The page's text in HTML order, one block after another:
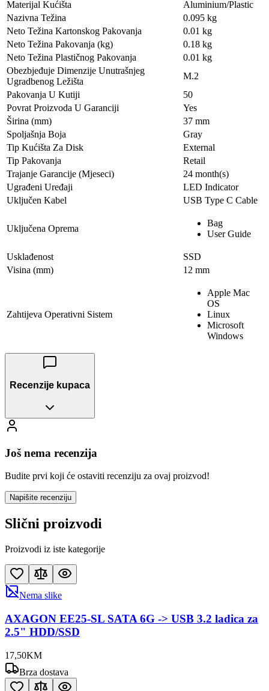
Materijal Kućišta
Aluminium/Plastic
Nazivna Težina
0.095 kg
Neto Težina Kartonskog Pakovanja
0.01 kg
Neto Težina Pakovanja (kg)
0.18 kg
Neto Težina Plastičnog Pakovanja
0.01 kg
Obezbjeđuje Dimenzije Unutrašnjeg
Ugradbenog Ležišta
M.2
Pakovanja U Kutiji
50
Povrat Proizvoda U Garanciji
Yes
Širina (mm)
37 mm
Spoljašnja Boja
Gray
Tip Kućišta Za Disk
External
Tip Pakovanja
Retail
Trajanje Garancije (Mjeseci)
24 month(s)
Ugrađeni Uređaji
LED Indicator
Uključen Kabel
USB Type C Cable
Uključena Oprema
Bag
User Guide
Usklađenost
SSD
Visina (mm)
12 mm
Zahtijeva Operativni Sistem
Apple Mac
OS
Linux
Microsoft
Windows
Recenzije kupaca
Još nema recenzija
Budite prvi koji će ostaviti recenziju za ovaj proizvod!
Napišite recenziju
Slični proizvodi
Proizvodi iz iste kategorije
Nema slike
AXAGON EE25-SL SATA 6G -> USB 3.2 ladica za
2.5" HDD/SSD
17,50KM
Brza dostava